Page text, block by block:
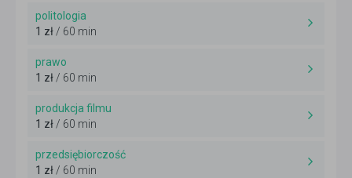
politologia
1 zł/ 60 min
prawo
1 zł/ 60 min
produkcja filmu
1 zł/ 60 min
przedsiębiorczość
1 zł/ 60 min